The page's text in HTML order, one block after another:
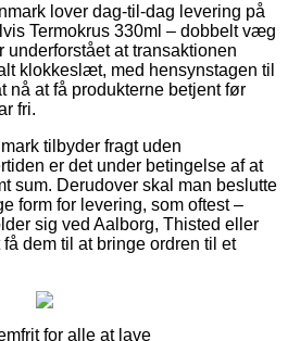
lover dag-til-dag levering på
Termokrus 330ml – dobbelt væg
underforstået at transaktionen
klokkeslæt, med hensynstagen til
nå at få produkterne betjent før
fri.
tilbyder fragt uden
er det under betingelse af at
sum. Derudover skal man beslutte
form for levering, som oftest –
sig ved Aalborg, Thisted eller
dem til at bringe ordren til et
for alle at lave